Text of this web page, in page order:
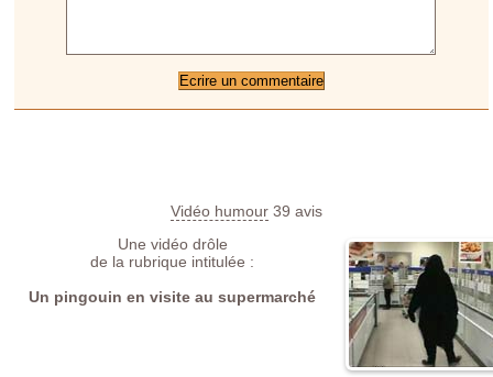
Vidéo humour 39 avis
Une vidéo drôle
de la rubrique intitulée :
Un pingouin en visite au supermarché